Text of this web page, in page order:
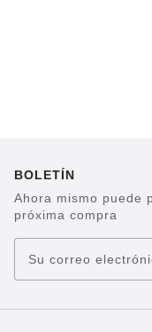
BOLETÍN
Ahora mismo puede
próxima compra
Su correo